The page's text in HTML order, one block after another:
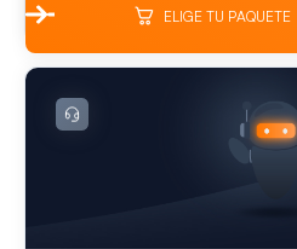
ELIGE TU PAQUETE